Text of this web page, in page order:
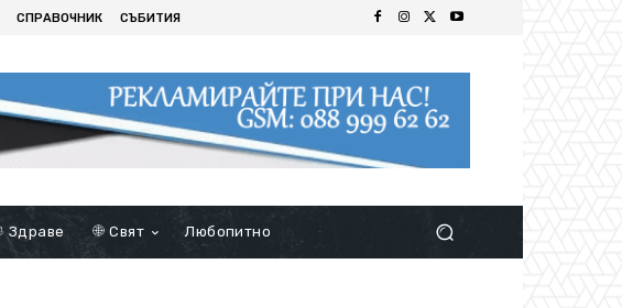
СПРАВОЧНИК СЪБИТИЯ
Здраве Свят Любопитно